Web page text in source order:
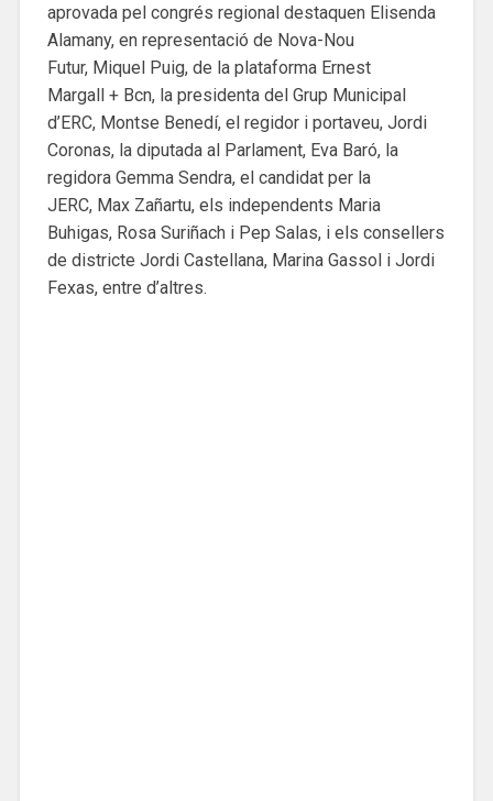
aprovada pel congrés regional destaquen Elisenda
Alamany, en representació de Nova-Nou
Futur, Miquel Puig, de la plataforma Ernest
Margall + Bcn, la presidenta del Grup Municipal
d’ERC, Montse Benedí, el regidor i portaveu, Jordi
Coronas, la diputada al Parlament, Eva Baró, la
regidora Gemma Sendra, el candidat per la
JERC, Max Zañartu, els independents Maria
Buhigas, Rosa Suriñach i Pep Salas, i els consellers
de districte Jordi Castellana, Marina Gassol i Jordi
Fexas, entre d’altres.